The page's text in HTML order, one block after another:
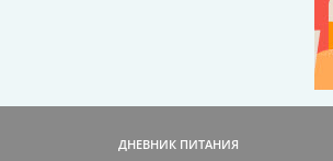
ДНЕВНИК ПИТАНИЯ